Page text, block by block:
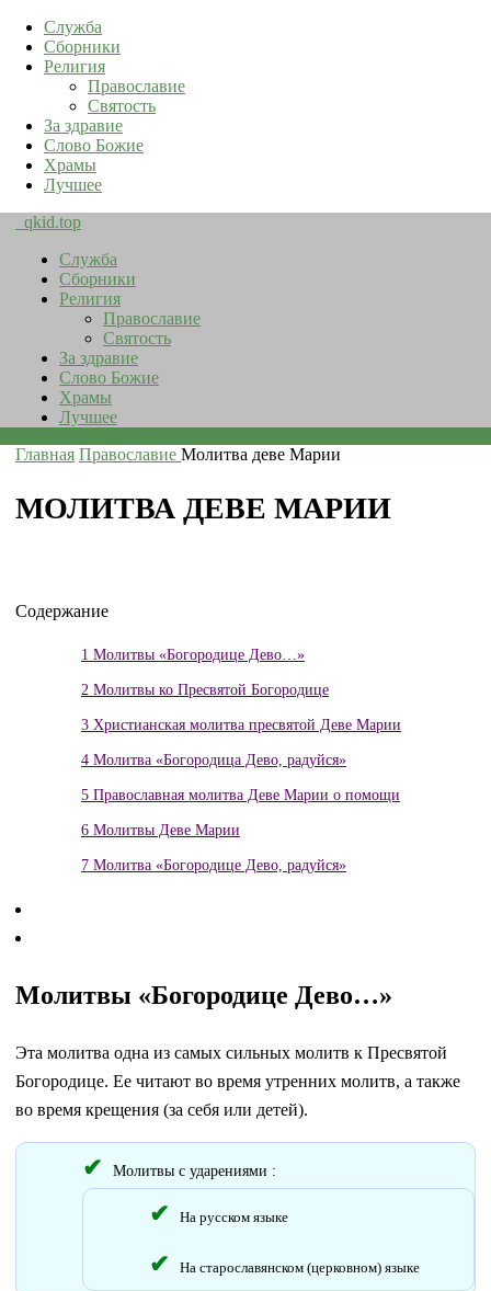
Служба
Сборники
Религия
Православие
Святость
За здравие
Слово Божие
Храмы
Лучшее
qkid.top
Служба
Сборники
Религия
Православие
Святость
За здравие
Слово Божие
Храмы
Лучшее
Главная Православие Молитва деве Марии
МОЛИТВА ДЕВЕ МАРИИ
Содержание
1 Молитвы «Богородице Дево…»
2 Молитвы ко Пресвятой Богородице
3 Христианская молитва пресвятой Деве Марии
4 Молитва «Богородица Дево, радуйся»
5 Православная молитва Деве Марии о помощи
6 Молитвы Деве Марии
7 Молитва «Богородице Дево, радуйся»
Молитвы «Богородице Дево…»
Эта молитва одна из самых сильных молитв к Пресвятой
Богородице. Ее читают во время утренних молитв, а также
во время крещения (за себя или детей).
Молитвы с ударениями :
На русском языке
На старославянском (церковном) языке